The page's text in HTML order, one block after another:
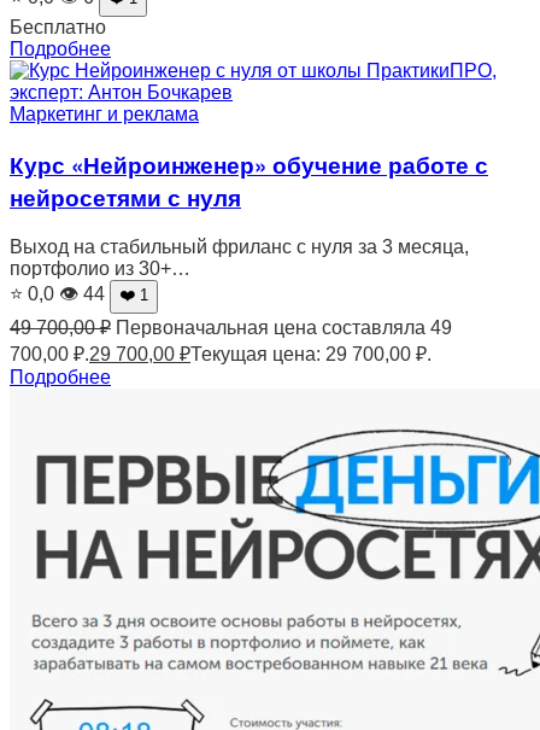
Бесплатно
Подробнее
Маркетинг и реклама
Курс «Нейроинженер» обучение работе с
нейросетями с нуля
Выход на стабильный фриланс с нуля за 3 месяца,
портфолио из 30+…
⭐ 0,0 👁 44 ❤️ 1
49 700,00₽ Первоначальная цена составляла 49
700,00 ₽.29 700,00 ₽Текущая цена: 29 700,00 ₽.
Подробнее